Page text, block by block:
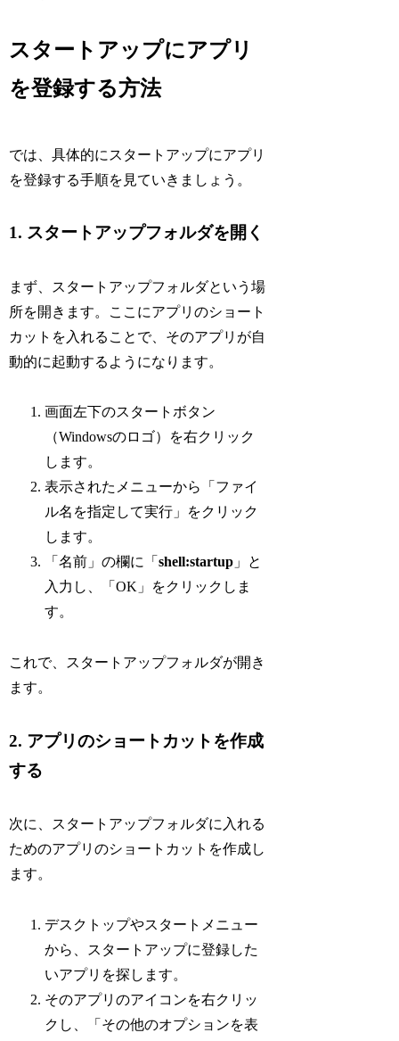
スタートアップにアプリ
を登録する方法
では、具体的にスタートアップにアプリ
を登録する手順を見ていきましょう。
1. スタートアップフォルダを開く
まず、スタートアップフォルダという場
所を開きます。ここにアプリのショート
カットを入れることで、そのアプリが自
動的に起動するようになります。
画面左下のスタートボタン
（Windowsのロゴ）を右クリック
します。
表示されたメニューから「ファイ
ル名を指定して実行」をクリック
します。
「名前」の欄に「shell:startup 」と
入力し、「OK」をクリックしま
す。
これで、スタートアップフォルダが開き
ます。
2. アプリのショートカットを作成
する
次に、スタートアップフォルダに入れる
ためのアプリのショートカットを作成し
ます。
デスクトップやスタートメニュー
から、スタートアップに登録した
いアプリを探します。
そのアプリのアイコンを右クリッ
クし、「その他のオプションを表